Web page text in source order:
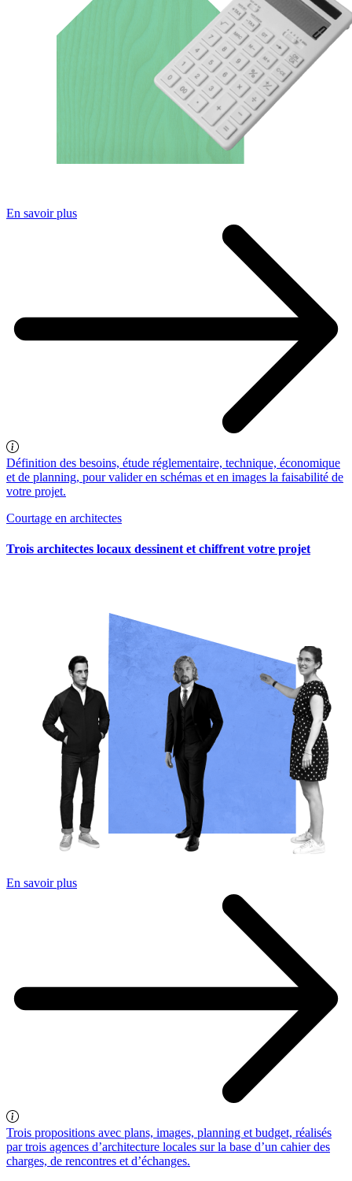
En savoir plus
Définition des besoins, étude réglementaire, technique, économique
et de planning, pour valider en schémas et en images la faisabilité de
votre projet.
Courtage en architectes
Trois architectes locaux dessinent et chiffrent votre projet
En savoir plus
Trois propositions avec plans, images, planning et budget, réalisés
par trois agences d’architecture locales sur la base d’un cahier des
charges, de rencontres et d’échanges.